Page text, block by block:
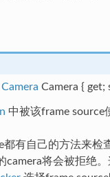
Camera Camera { get;
中被该frame source
有自己的方法来检
camera将会被拒绝